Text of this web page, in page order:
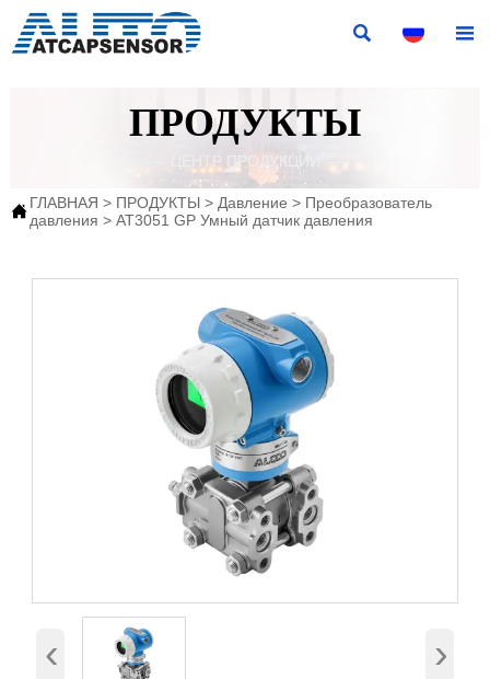
 
ПРОДУКТЫ
—— ЦЕНТР ПРОДУКЦИИ ——
ГЛАВНАЯ > ПРОДУКТЫ> Давление > Преобразователь
давления > AT3051 GP Умный датчик давления
‹ ›